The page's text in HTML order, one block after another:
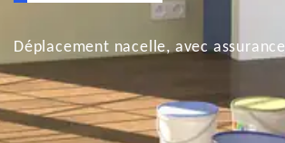
Déplacement nacelle, avec assurance